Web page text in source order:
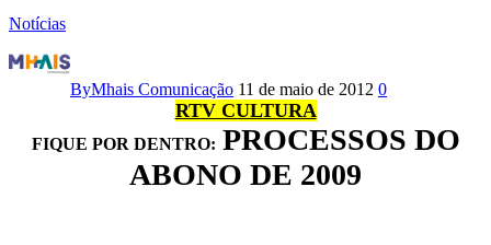
Notícias
RTV
CULTURA:
Processos
ByMhais Comunicação 11 de maio de 2012 0
RTV CULTURA
FIQUE POR DENTRO: PROCESSOS DO
ABONO DE 2009